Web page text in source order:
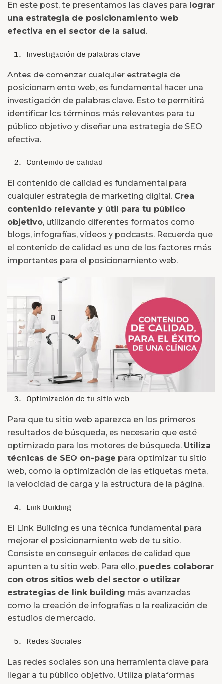
En este post, te presentamos las claves para lograr
una estrategia de posicionamiento web
efectiva en el sector de la salud.
Investigación de palabras clave
Antes de comenzar cualquier estrategia de
posicionamiento web, es fundamental hacer una
investigación de palabras clave. Esto te permitirá
identificar los términos más relevantes para tu
público objetivo y diseñar una estrategia de SEO
efectiva.
Contenido de calidad
El contenido de calidad es fundamental para
cualquier estrategia de marketing digital. Crea
contenido relevante y útil para tu público
objetivo, utilizando diferentes formatos como
blogs, infografías, vídeos y podcasts. Recuerda que
el contenido de calidad es uno de los factores más
importantes para el posicionamiento web.
Optimización de tu sitio web
Para que tu sitio web aparezca en los primeros
resultados de búsqueda, es necesario que esté
optimizado para los motores de búsqueda. Utiliza
técnicas de SEO on-page para optimizar tu sitio
web, como la optimización de las etiquetas meta,
la velocidad de carga y la estructura de la página.
Link Building
El Link Building es una técnica fundamental para
mejorar el posicionamiento web de tu sitio.
Consiste en conseguir enlaces de calidad que
apunten a tu sitio web. Para ello, puedes colaborar
con otros sitios web del sector o utilizar
estrategias de link building más avanzadas
como la creación de infografías o la realización de
estudios de mercado.
Redes Sociales
Las redes sociales son una herramienta clave para
llegar a tu público objetivo. Utiliza plataformas